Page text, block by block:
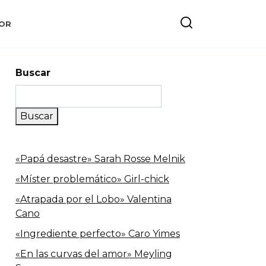
Buscar
Buscar
«Papá desastre» Sarah Rosse Melnik
«Míster problemático» Girl-chick
«Atrapada por el Lobo» Valentina
Cano
«Ingrediente perfecto» Caro Yimes
«En las curvas del amor» Meyling